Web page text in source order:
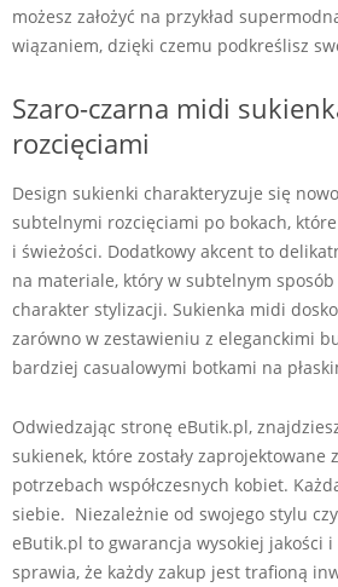
możesz założyć na przykład
wiązaniem, dzięki czemu podkreślisz
Szaro-czarna midi
rozcięciami
Design sukienki charakteryzuje się
subtelnymi rozcięciami po bokach, które
i świeżości. Dodatkowy akcent to
na materiale, który w subtelnym
charakter stylizacji. Sukienka midi
zarówno w zestawieniu z eleganckimi
bardziej casualowymi botkami na
Odwiedzając stronę eButik.pl,
sukienek, które zostały zaprojektowane
potrzebach współczesnych kobiet.
siebie. Niezależnie od swojego stylu
eButik.pl to gwarancja wysokiej jakości
sprawia, że każdy zakup jest trafioną